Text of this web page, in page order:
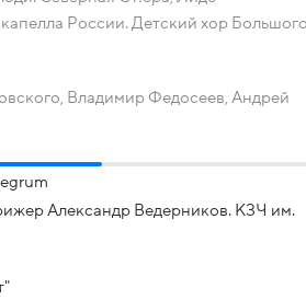
России. Детский хор Большого
Владимир Федосеев, Андрей
Александр Ведерников. КЗЧ им.